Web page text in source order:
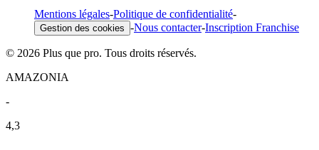
Mentions légales-Politique de confidentialité-
Gestion des cookies -Nous contacter-Inscription Franchise
© 2026 Plus que pro. Tous droits réservés.
AMAZONIA
-
4,3